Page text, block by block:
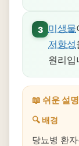
3 미생물
저항성
원리입
📖 쉬운 설명
🔍 배경
당뇨병 환